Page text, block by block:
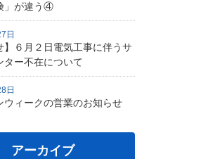
」が違う④
】６月２日電気工事に伴うサ
ター不在について
日
ウィークの営業のお知らせ
日
アーカイブ